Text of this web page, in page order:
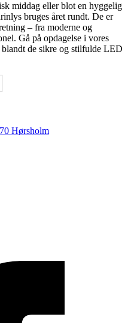
middag eller blot en hyggelig
bruges året rundt. De er
– fra moderne og
Gå på opdagelse i vores
de sikre og stilfulde LED
Hørsholm